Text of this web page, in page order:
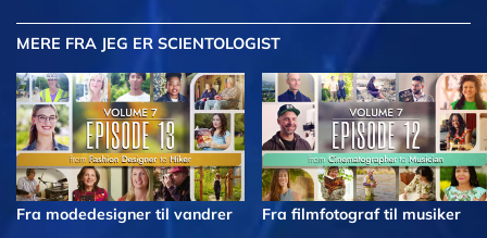
MERE FRA JEG ER SCIENTOLOGIST
Fra modedesigner til vandrer Fra filmfotograf til musiker